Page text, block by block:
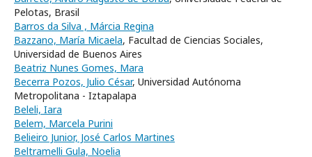
Pelotas, Brasil
Barros da Silva , Márcia Regina
Bazzano, María Micaela, Facultad de Ciencias Sociales,
Universidad de Buenos Aires
Beatriz Nunes Gomes, Mara
Becerra Pozos, Julio César, Universidad Autónoma
Metropolitana - Iztapalapa
Beleli, Iara
Belem, Marcela Purini
Belieiro Junior, José Carlos Martines
Beltramelli Gula, Noelia